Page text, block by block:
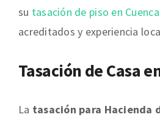
su tasación de piso en Cuenca
acreditados y experiencia
Tasación de Casa
La tasación para Hacienda